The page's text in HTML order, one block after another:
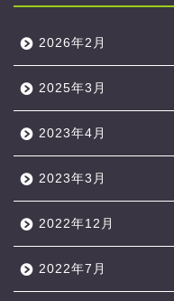
2026年2月
2025年3月
2023年4月
2023年3月
2022年12月
2022年7月